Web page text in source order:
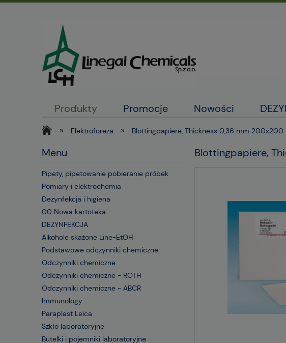
Produkty Promocje Nowości
» Elektroforeza » Blottingpapiere, Thickness 0,36 mm 200x200
Menu
Pipety, pipetowanie pobieranie próbek
Pomiary i elektrochemia
Dezynfekcja i higiena
00 Nowa kartoteka
DEZYNFEKCJA
Alkohole skażone Line-EtOH
Podstawowe odczynniki chemiczne
Odczynniki chemiczne
Odczynniki chemiczne - ROTH
Odczynniki chemiczne - ABCR
Immunology
Paraplast Leica
Szkło laboratoryjne
Butelki i pojemniki laboratoryjne
Blottingpapiere,